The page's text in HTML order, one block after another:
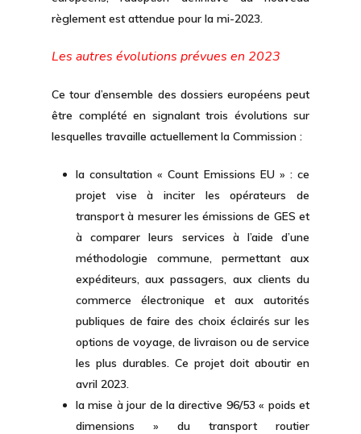
règlement est attendue pour la mi-2023.
Les autres évolutions prévues en 2023
Ce tour d’ensemble des dossiers européens peut
être complété en signalant trois évolutions sur
lesquelles travaille actuellement la Commission :
la consultation « Count Emissions EU » : ce
projet vise à inciter les opérateurs de
transport à mesurer les émissions de GES et
à comparer leurs services à l’aide d’une
méthodologie commune, permettant aux
expéditeurs, aux passagers, aux clients du
commerce électronique et aux autorités
publiques de faire des choix éclairés sur les
options de voyage, de livraison ou de service
les plus durables. Ce projet doit aboutir en
avril 2023.
la mise à jour de la directive 96/53 « poids et
dimensions » du transport routier